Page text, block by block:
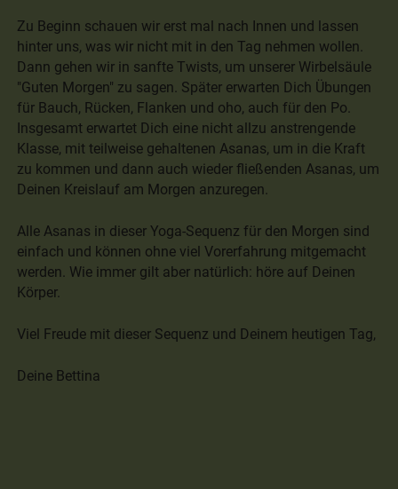
Zu Beginn schauen wir erst mal nach Innen und lassen
hinter uns, was wir nicht mit in den Tag nehmen wollen.
Dann gehen wir in sanfte Twists, um unserer Wirbelsäule
"Guten Morgen" zu sagen. Später erwarten Dich Übungen
für Bauch, Rücken, Flanken und oho, auch für den Po.
Insgesamt erwartet Dich eine nicht allzu anstrengende
Klasse, mit teilweise gehaltenen Asanas, um in die Kraft
zu kommen und dann auch wieder fließenden Asanas, um
Deinen Kreislauf am Morgen anzuregen.
Alle Asanas in dieser Yoga-Sequenz für den Morgen sind
einfach und können ohne viel Vorerfahrung mitgemacht
werden. Wie immer gilt aber natürlich: höre auf Deinen
Körper.
Viel Freude mit dieser Sequenz und Deinem heutigen Tag,
Deine Bettina